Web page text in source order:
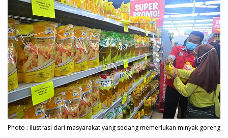
Photo : Ilustrasi dari masyarakat yang sedang memerlukan minyak goreng